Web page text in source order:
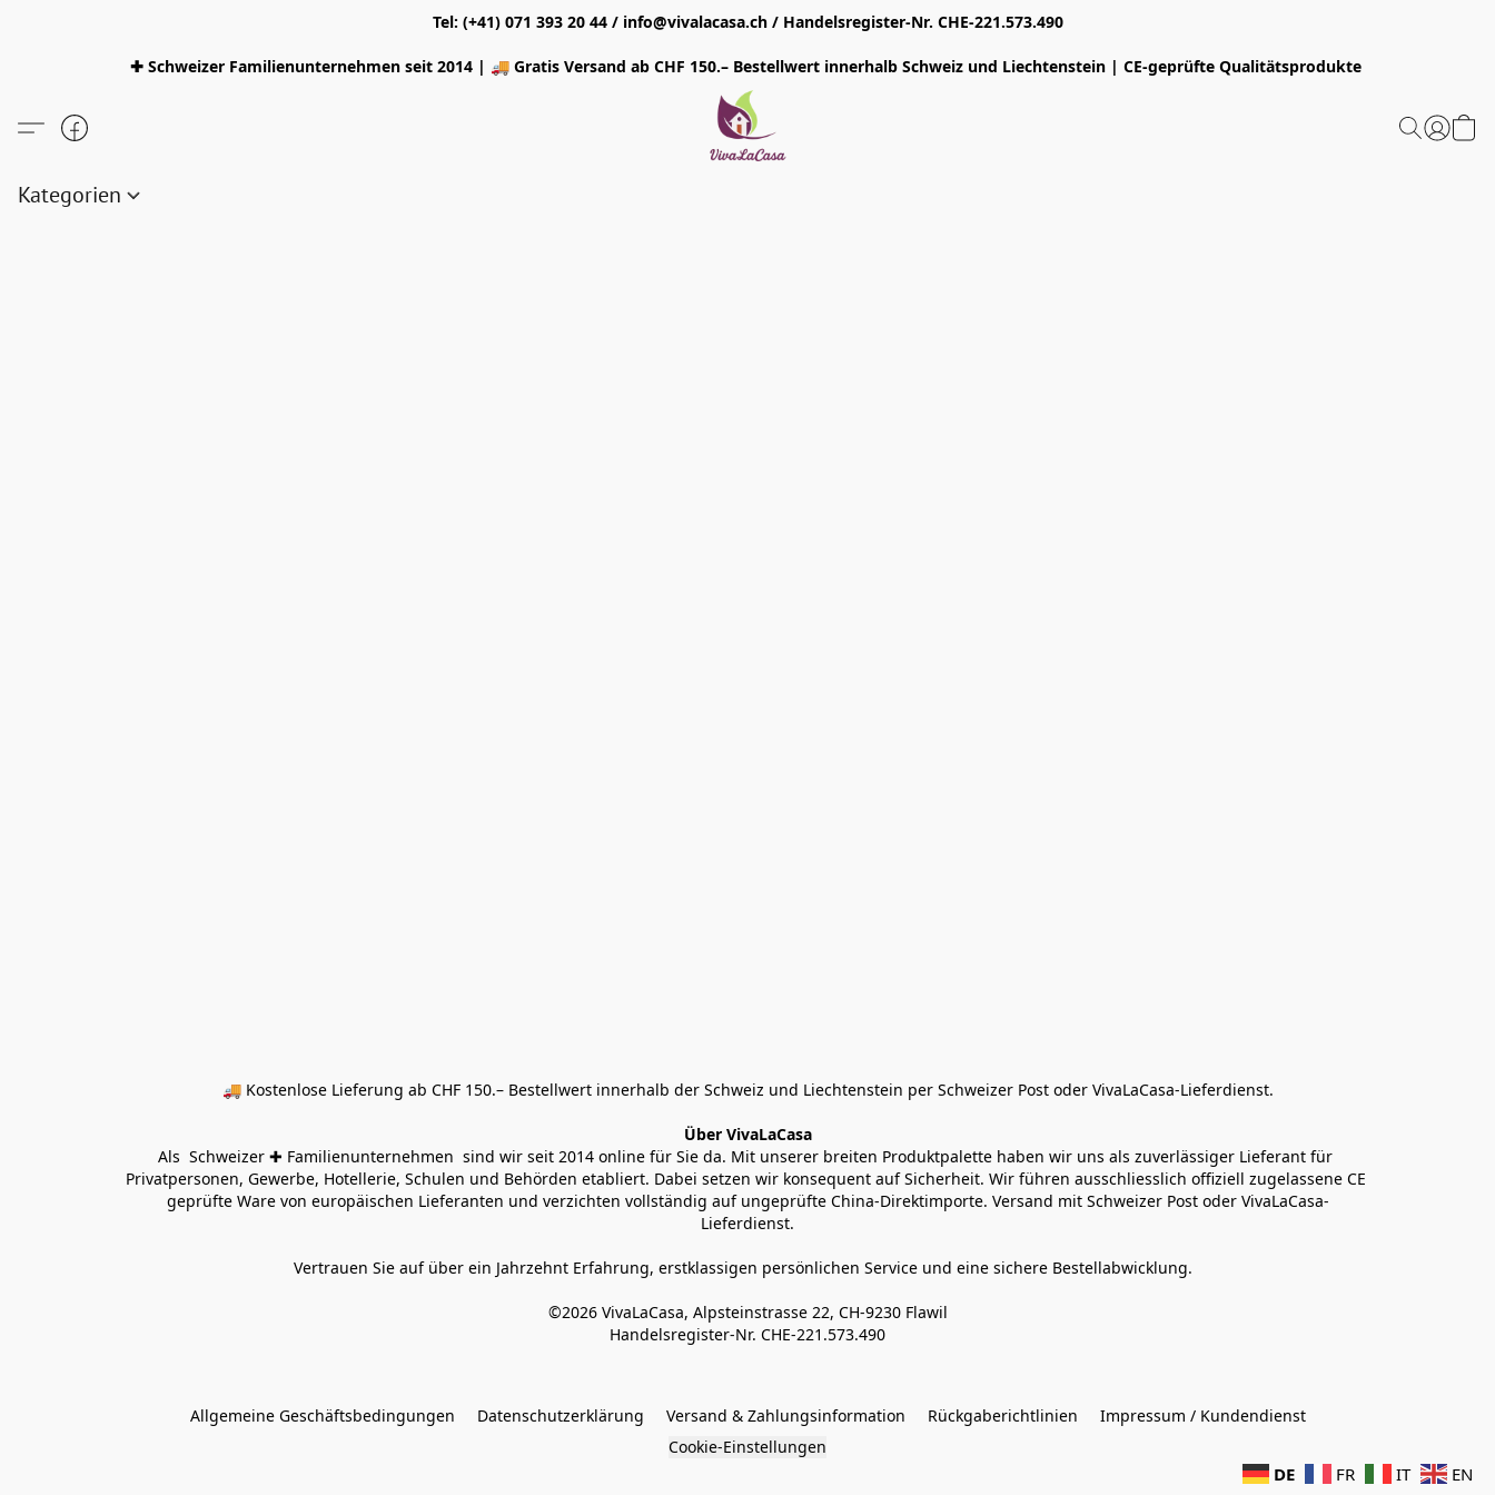
Tel: (+41) 071 393 20 44 / info@vivalacasa.ch / Handelsregister-Nr. CHE-221.573.490
✚ Schweizer Familienunternehmen seit 2014 | 🚚 Gratis Versand ab CHF 150.– Bestellwert innerhalb Schweiz und Liechtenstein | CE-geprüfte Qualitätsprodukte
Kategorien
🚚 Kostenlose Lieferung ab CHF 150.– Bestellwert innerhalb der Schweiz und Liechtenstein per Schweizer Post oder VivaLaCasa-Lieferdienst.
Über VivaLaCasa
Als  Schweizer ✚ Familienunternehmen  sind wir seit 2014 online für Sie da. Mit unserer breiten Produktpalette haben wir uns als zuverlässiger Lieferant für
Privatpersonen, Gewerbe, Hotellerie, Schulen und Behörden etabliert. Dabei setzen wir konsequent auf Sicherheit. Wir führen ausschliesslich offiziell zugelassene CE
geprüfte Ware von europäischen Lieferanten und verzichten vollständig auf ungeprüfte China-Direktimporte. Versand mit Schweizer Post oder VivaLaCasa-
Lieferdienst.
Vertrauen Sie auf über ein Jahrzehnt Erfahrung, erstklassigen persönlichen Service und eine sichere Bestellabwicklung.
©2026 VivaLaCasa, Alpsteinstrasse 22, CH-9230 Flawil
Handelsregister-Nr. CHE-221.573.490
Allgemeine Geschäftsbedingungen Datenschutzerklärung Versand & Zahlungsinformation Rückgaberichtlinien
Impressum / Kundendienst
Cookie-Einstellungen
DE FR IT EN